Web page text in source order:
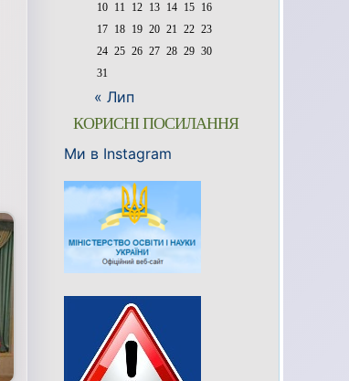
10
11 12 13 14 15
16
17
18 19 20 21 22 23
24 25 26 27 28 29 30
31
« Лип
КОРИСНІ ПОСИЛАННЯ
Ми в Instagram